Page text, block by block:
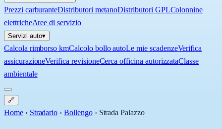
Prezzi carburanteDistributori metanoDistributori GPLColonnine
elettricheAree di servizio
Servizi auto▾
Calcola rimborso kmCalcolo bollo autoLe mie scadenzeVerifica
assicurazioneVerifica revisioneCerca officina autorizzataClasse
ambientale
🔗
Home › Stradario › Bollengo › Strada Palazzo